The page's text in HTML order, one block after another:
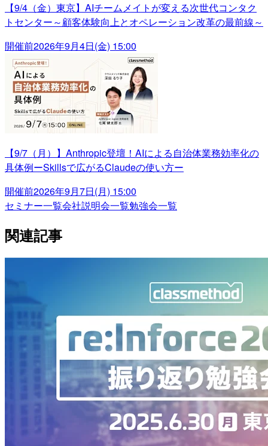
【9/4（金）東京】AIチームメイトが変える次世代コンタク
トセンター～顧客体験向上とオペレーション改革の最前線～
開催前2026年9月4日(金) 15:00
【9/7（月）】Anthropic登壇！AIによる自治体業務効率化の
具体例ーSkillsで広がるClaudeの使い方ー
開催前2026年9月7日(月) 15:00
セミナー一覧会社説明会一覧勉強会一覧
関連記事